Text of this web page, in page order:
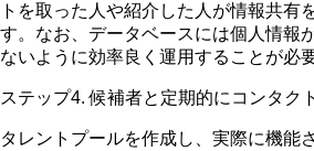
トを取った人や紹介した人が情報共有
す。なお、データベースには個人情報
ないように効率良く運用することが必
ステップ4. 候補者と定期的にコンタク
タレントプールを作成し、実際に機能